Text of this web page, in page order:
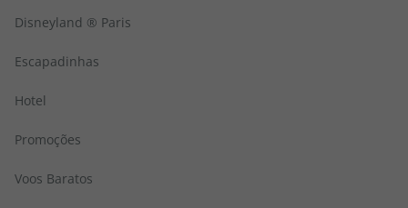
Disneyland ® Paris
Escapadinhas
Hotel
Promoções
Voos Baratos